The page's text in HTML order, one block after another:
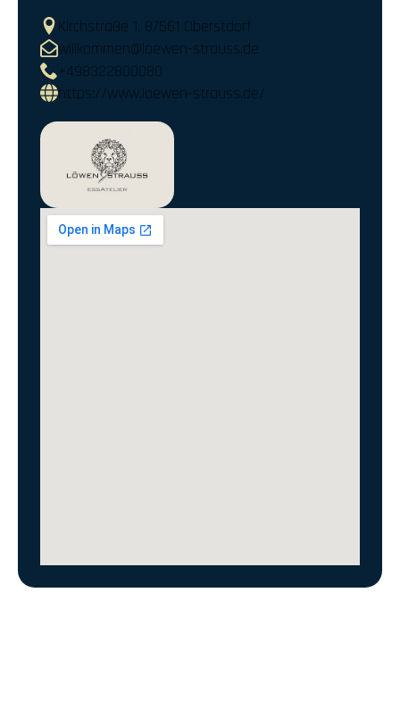
Kirchstraße 1, 87561 Oberstdorf
willkommen@loewen-strauss.de
+498322800080
https://www.loewen-strauss.de/